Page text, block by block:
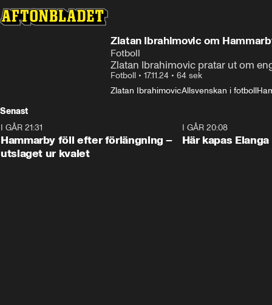
Zlatan Ibrahimovic om
Fotboll
Zlatan Ibrahimovic pratar ut om
Fotboll • 17.11.24 • 64 sek
Zlatan IbrahimovicAllsvenskan i fotboll
Senast
I GÅR 21:31
Hammarby föll efter förlängning –
utslaget ur kvalet
I GÅR 20:08
Här kapas